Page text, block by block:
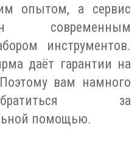
опытом, а сервис
современным
инструментов.
даёт гарантии на
вам намного
за
помощью.